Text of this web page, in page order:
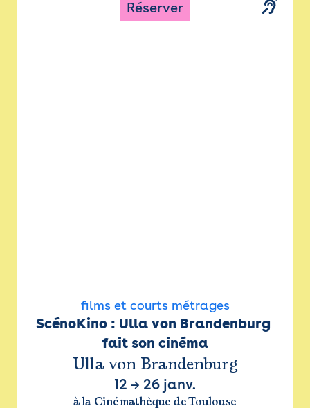
Réserver
films et courts métrages
ScénoKino : Ulla von Brandenburg
fait son cinéma
Ulla von Brandenburg
12 → 26 janv.
à la Cinémathèque de Toulouse